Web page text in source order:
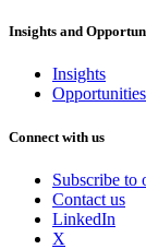
Insights and
Insights
Opportunities
Connect with us
Subscribe to
Contact us
LinkedIn
X